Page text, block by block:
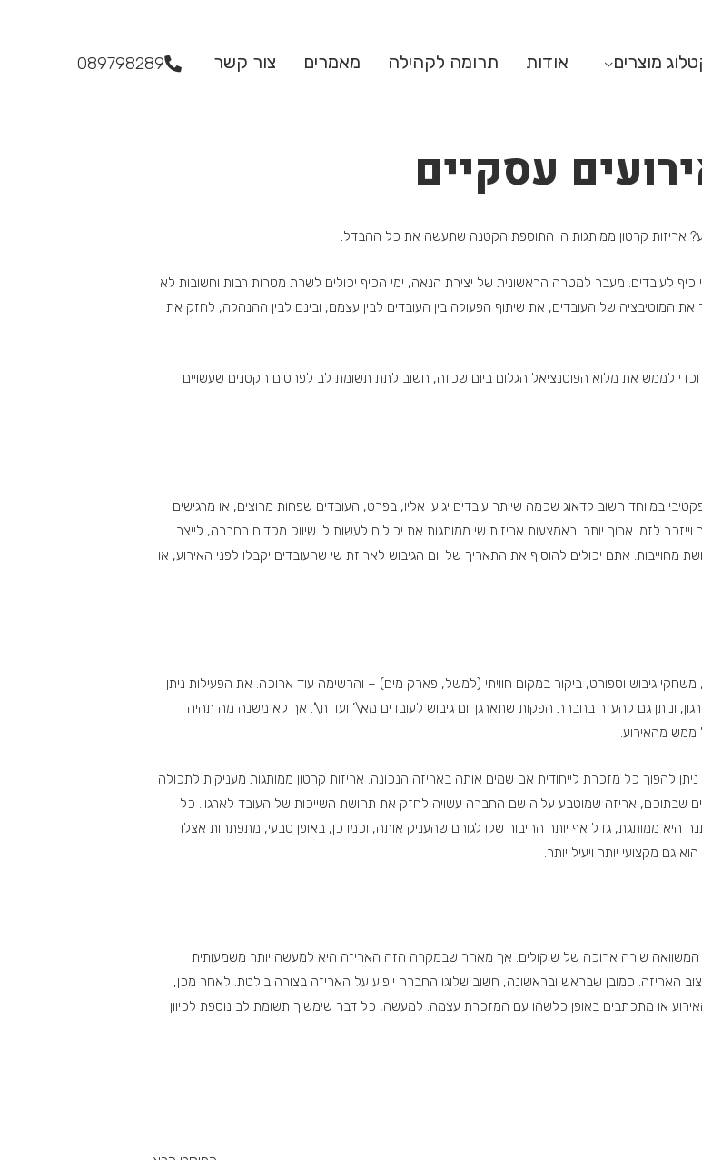
מוצרים אודות תרומה לקהילה מאמרים צור קשר 089798289
עסקיים
אריזות קרטון ממותגות הן התוספת הקטנה שתעשה את כל ההבדל.
כיף לעובדים. מעבר למטרה הראשונית של יצירת הנאה, ימי הכיף יכולים לשרת מטרות רבות וחשובות לא
את המוטיבציה של העובדים, את שיתוף הפעולה בין העובדים לבין עצמם, ובינם לבין ההנהלה, לחזק את
לממש את מלוא הפוטנציאל הגלום ביום שכזה, חשוב לתת תשומת לב לפרטים הקטנים שעשויים
במיוחד חשוב לדאוג שכמה שיותר עובדים יגיעו אליו, בפרט, העובדים שפחות מרוצים, או מרגישים
לזמן ארוך יותר. באמצעות אריזות שי ממותגות את יכולים לעשות לו שיווק מקדים בחברה, לייצר
אתם יכולים להוסיף את התאריך של יום הגיבוש לאריזת שי שהעובדים יקבלו לפני האירוע, או
משחקי גיבוש וספורט, ביקור במקום חוויתי (למשל, פארק מים) – והרשימה עוד ארוכה. את הפעילות ניתן
וניתן גם להעזר בחברת הפקות שתארגן יום גיבוש לעובדים מא\’ ועד ת\’. אך לא משנה מה תהיה
ממש מהאירוע.
להפוך כל מזכרת לייחודית אם שמים אותה באריזה הנכונה. אריזות קרטון ממותגות מעניקות לתכולה
שבתוכם, אריזה שמוטבע עליה שם החברה עשויה לחזק את תחושת השייכות של העובד לארגון. כל
ממותגת, גדל אף יותר החיבור שלו לגורם שהעניק אותה, וכמו כן, באופן טבעי, מתפתחות אצלו
גם מקצועי יותר ויעיל יותר.
המשוואה שורה ארוכה של שיקולים. אך מאחר שבמקרה הזה האריזה היא למעשה יותר משמעותית
האריזה. כמובן שבראש ובראשונה, חשוב שלוגו החברה יופיע על האריזה בצורה בולטת. לאחר מכן,
או מתכתבים באופן כלשהו עם המזכרת עצמה. למעשה, כל דבר שימשוך תשומת לב נוספת לכיוון